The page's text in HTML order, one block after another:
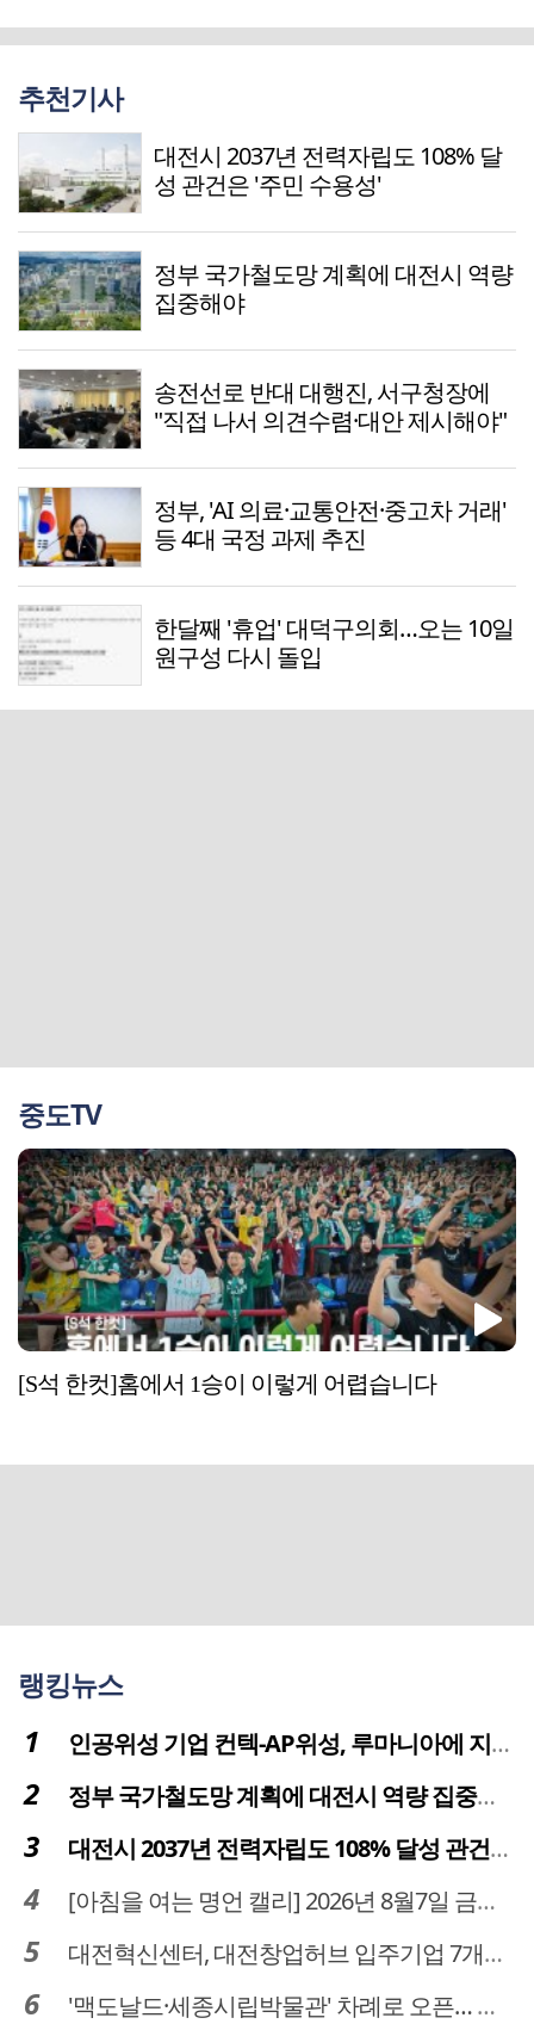
추천기사
대전시 2037년 전력자립도 108% 달
성 관건은 '주민 수용성'
정부 국가철도망 계획에 대전시 역량
집중해야
송전선로 반대 대행진, 서구청장에
"직접 나서 의견수렴·대안 제시해야"
정부, 'AI 의료·교통안전·중고차 거래'
등 4대 국정 과제 추진
한달째 '휴업' 대덕구의회…오는 10일
원구성 다시 돌입
중도TV
[S석 한컷]홈에서 1승이 이렇게 어렵습니다
랭킹뉴스
인공위성 기업 컨텍-AP위성, 루마니아에 지상국 시스템 전수
정부 국가철도망 계획에 대전시 역량 집중해야
대전시 2037년 전력자립도 108% 달성 관건은 '주민 수용성'
[아침을 여는 명언 캘리] 2026년 8월7일 금요일
대전혁신센터, 대전창업허브 입주기업 7개사 모집
'맥도날드·세종시립박물관' 차례로 오픈… 고운동 정주여건 좋아진다